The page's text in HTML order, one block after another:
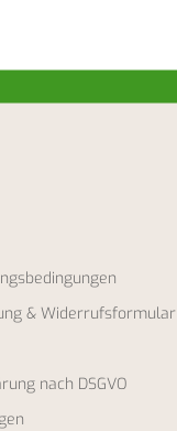
& Widerrufsformular
nach DSGVO